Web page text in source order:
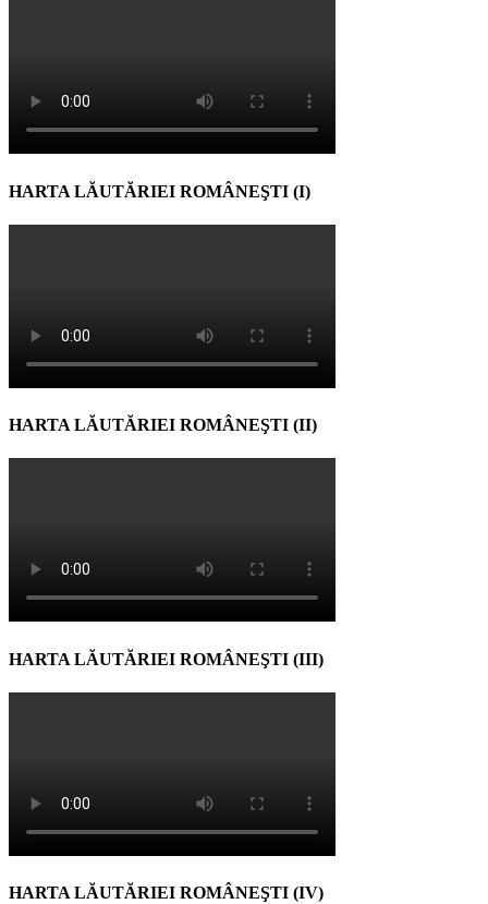
HARTA LĂUTĂRIEI ROMÂNEŞTI (I)
HARTA LĂUTĂRIEI ROMÂNEŞTI (II)
HARTA LĂUTĂRIEI ROMÂNEŞTI (III)
HARTA LĂUTĂRIEI ROMÂNEŞTI (IV)